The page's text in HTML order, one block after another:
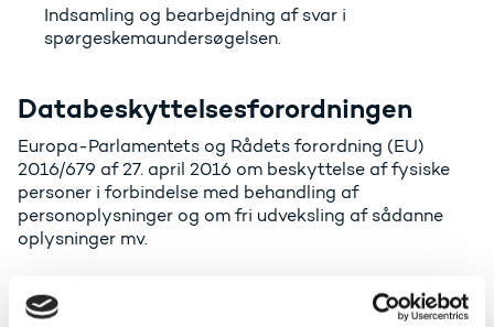
Indsamling og bearbejdning af svar i
spørgeskemaundersøgelsen.
Databeskyttelsesforordningen
Europa-Parlamentets og Rådets forordning (EU)
2016/679 af 27. april 2016 om beskyttelse af fysiske
personer i forbindelse med behandling af
personoplysninger og om fri udveksling af sådanne
oplysninger mv.
Databeskyttelsesloven